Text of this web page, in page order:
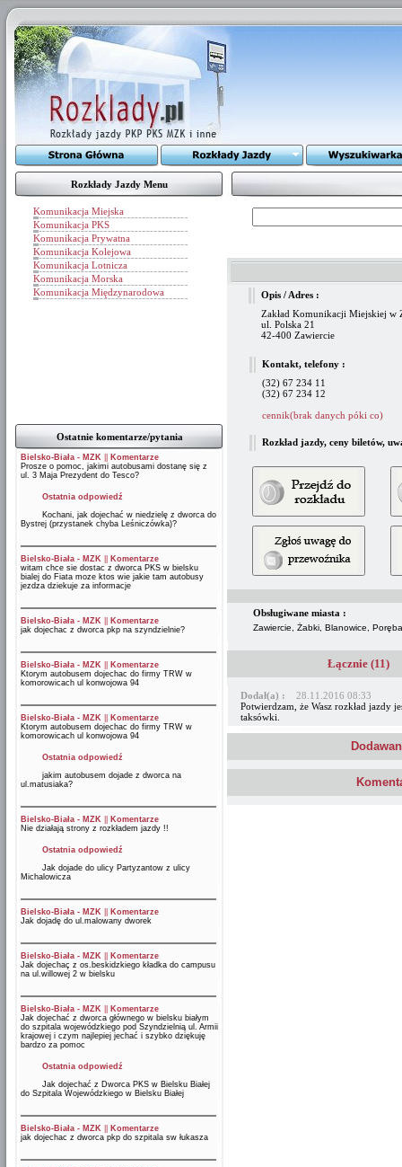
Rozkłady Jazdy Menu
Komunikacja Miejska
Komunikacja PKS
Komunikacja Prywatna
Komunikacja Kolejowa
Komunikacja Lotnicza
Komunikacja Morska
Komunikacja Międzynarodowa
Ostatnie komentarze/pytania
Bielsko-Biała - MZK
Komentarze
Prosze o pomoc, jakimi autobusami dostanę się z
ul. 3 Maja Prezydent do Tesco?
Ostatnia odpowiedź
Kochani, jak dojechać w niedzielę z dworca do
Bystrej (przystanek chyba Leśniczówka)?
Bielsko-Biała - MZK
Komentarze
witam chce sie dostac z dworca PKS w bielsku
bialej do Fiata moze ktos wie jakie tam autobusy
jezdza dziekuje za informacje
Bielsko-Biała - MZK
Komentarze
jak dojechac z dworca pkp na szyndzielnie?
Bielsko-Biała - MZK
Komentarze
Ktorym autobusem dojechac do firmy TRW w
komorowicach ul konwojowa 94
Bielsko-Biała - MZK
Komentarze
Ktorym autobusem dojechac do firmy TRW w
komorowicach ul konwojowa 94
Ostatnia odpowiedź
jakim autobusem dojade z dworca na
ul.matusiaka?
Bielsko-Biała - MZK
Komentarze
Nie działają strony z rozkładem jazdy !!
Ostatnia odpowiedź
Jak dojade do ulicy Partyzantow z ulicy
Michalowicza
Bielsko-Biała - MZK
Komentarze
Jak dojadę do ul.malowany dworek
Bielsko-Biała - MZK
Komentarze
Jak dojechaç z os.beskidzkiego kładka do campusu
na ul.willowej 2 w bielsku
Bielsko-Biała - MZK
Komentarze
Jak dojechać z dworca głównego w bielsku białym
do szpitala wojewódzkiego pod Szyndzielnią ul. Armii
krajowej i czym najlepiej jechać i szybko dziękuję
bardzo za pomoc
Ostatnia odpowiedź
Jak dojechać z Dworca PKS w Bielsku Białej
do Szpitala Wojewódzkiego w Bielsku Białej
Bielsko-Biała - MZK
Komentarze
jak dojechac z dworca pkp do szpitala sw łukasza
Opis / Adres :
Zakład Komunikacji Miejskiej w
ul. Polska 21
42-400 Zawiercie
Kontakt, telefony :
(32) 67 234 11
(32) 67 234 12
cennik(brak danych póki co)
Rozkład jazdy, ceny biletów,
Obsługiwane miasta :
Zawiercie, Żabki, Blanowice,
Łącznie (11)
Dodał(a) :
28.11.2016 08:33
Potwierdzam, że Wasz rozkład jazdy
taksówki.